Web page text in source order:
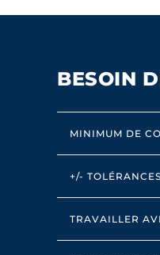
BESOIN
MINIMUM DE
+/- TOLÉRANCES
TRAVAILLER